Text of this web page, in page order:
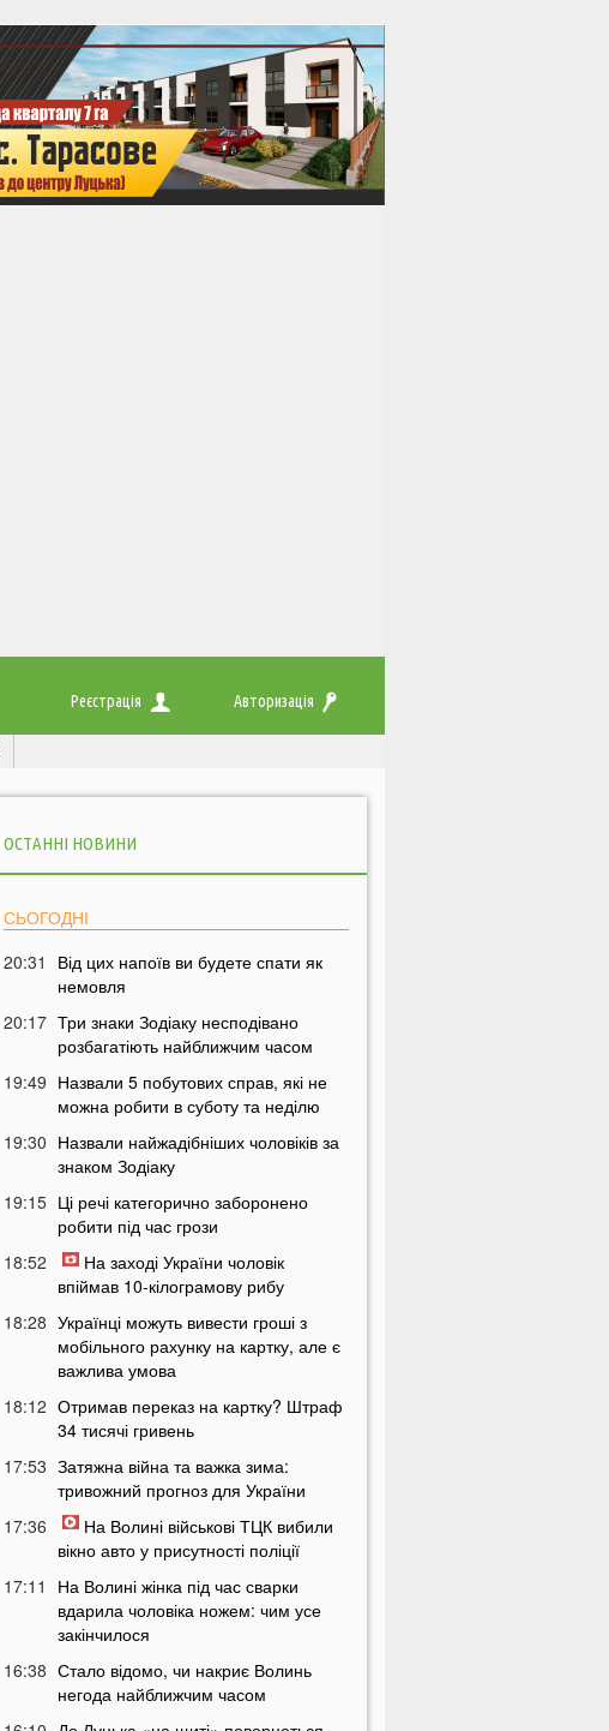
Реєстрація Авторизація
ОСТАННІ НОВИНИ
СЬОГОДНІ
20:31
Від цих напоїв ви будете спати як
немовля
20:17 Три знаки Зодіаку несподівано
розбагатіють найближчим часом
19:49 Назвали 5 побутових справ, які не
можна робити в суботу та неділю
19:30 Назвали найжадібніших чоловіків за
знаком Зодіаку
19:15 Ці речі категорично заборонено
робити під час грози
18:52
На заході України чоловік
впіймав 10-кілограмову рибу
18:28 Українці можуть вивести гроші з
мобільного рахунку на картку, але є
важлива умова
18:12 Отримав переказ на картку? Штраф
34 тисячі гривень
17:53 Затяжна війна та важка зима:
тривожний прогноз для України
17:36
На Волині військові ТЦК вибили
вікно авто у присутності поліції
17:11
На Волині жінка під час сварки
вдарила чоловіка ножем: чим усе
закінчилося
16:38 Стало відомо, чи накриє Волинь
негода найближчим часом